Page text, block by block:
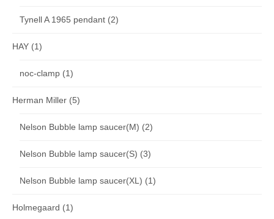
Tynell A 1965 pendant (2)
HAY (1)
noc-clamp (1)
Herman Miller (5)
Nelson Bubble lamp saucer(M) (2)
Nelson Bubble lamp saucer(S) (3)
Nelson Bubble lamp saucer(XL) (1)
Holmegaard (1)